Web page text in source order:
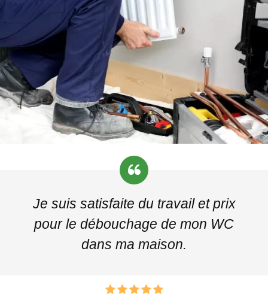
Je suis satisfaite du travail et prix
pour le débouchage de mon WC
dans ma maison.